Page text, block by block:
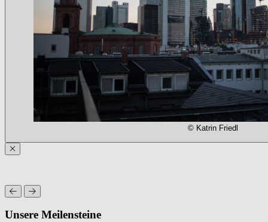
© Katrin Friedl
Unsere Meilensteine